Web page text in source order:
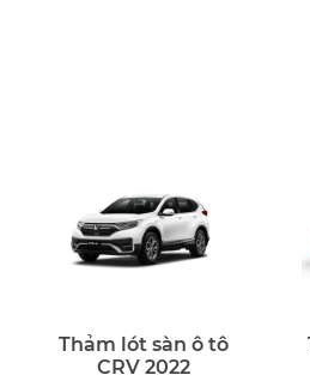
Thảm lót sàn ô tô
CRV 2022